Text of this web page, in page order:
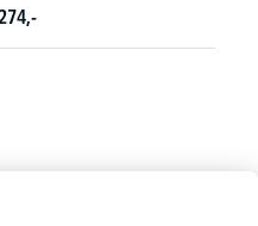
274,-